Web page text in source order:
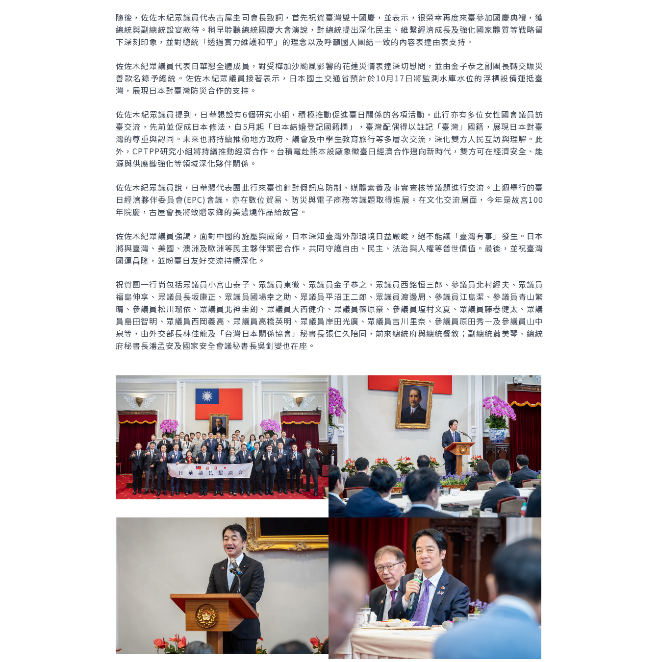
隨後，佐佐木紀眾議員代表古屋圭司會長致詞，首先祝賀臺灣雙十國慶，並表示，很榮幸再度來臺參加國慶典禮，獲
總統與副總統設宴款待。稍早聆聽總統國慶大會演說，對總統提出深化民主、維繫經濟成長及強化國家體質等戰略留
下深刻印象，並對總統「透過實力維護和平」的理念以及呼籲國人團結一致的內容表達由衷支持。
佐佐木紀眾議員代表日華懇全體成員，對受樺加沙颱風影響的花蓮災情表達深切慰問，並由金子恭之副團長轉交賑災
善款名錄予總統。佐佐木紀眾議員接著表示，日本國土交通省預計於10月17日將監測水庫水位的浮標設備運抵臺
灣，展現日本對臺灣防災合作的支持。
佐佐木紀眾議員提到，日華懇設有6個研究小組，積極推動促進臺日關係的各項活動，此行亦有多位女性國會議員訪
臺交流，先前並促成日本修法，自5月起「日本結婚登記國籍欄」，臺灣配偶得以註記「臺灣」國籍，展現日本對臺
灣的尊重與認同。未來也將持續推動地方政府、議會及中學生教育旅行等多層次交流，深化雙方人民互訪與理解。此
外，CPTPP研究小組將持續推動經濟合作。台積電赴熊本設廠象徵臺日經濟合作邁向新時代，雙方可在經濟安全、能
源與供應鏈強化等領域深化夥伴關係。
佐佐木紀眾議員說，日華懇代表團此行來臺也針對假訊息防制、媒體素養及事實查核等議題進行交流。上週舉行的臺
日經濟夥伴委員會(EPC)會議，亦在數位貿易、防災與電子商務等議題取得進展。在文化交流層面，今年是故宮100
年院慶，古屋會長將致贈家鄉的美濃燒作品給故宮。
佐佐木紀眾議員強調，面對中國的施壓與威脅，日本深知臺灣外部環境日益嚴峻，絕不能讓「臺灣有事」發生。日本
將與臺灣、美國、澳洲及歐洲等民主夥伴緊密合作，共同守護自由、民主、法治與人權等普世價值。最後，並祝臺灣
國運昌隆，並盼臺日友好交流持續深化。
祝賀團一行尚包括眾議員小宮山泰子、眾議員東徹、眾議員金子恭之、眾議員西銘恒三郎、參議員北村經夫、眾議員
福島伸享、眾議員長坂康正、眾議員國場幸之助、眾議員平沼正二郎、眾議員渡邊周、參議員江島潔、參議員青山繁
晴、參議員松川瑠依、眾議員北神圭朗、眾議員大西健介、眾議員篠原豪、參議員塩村文夏、眾議員藤卷健太、眾議
員島田智明、眾議員西岡義高、眾議員高橋英明、眾議員岸田光廣、眾議員吉川里奈、參議員原田秀一及參議員山中
泉等，由外交部長林佳龍及「台灣日本關係協會」秘書長張仁久陪同，前來總統府與總統餐敘；副總統蕭美琴、總統
府秘書長潘孟安及國家安全會議秘書長吳釗燮也在座。